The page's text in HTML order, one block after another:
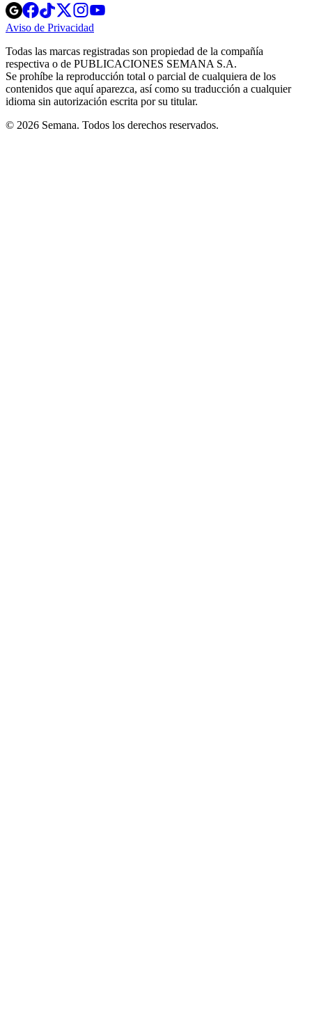
Opens
in
new
Opens
in
new
Opens
in
new
window
Opens
new
windowwindow
Aviso de Privacidad
new
window
Todas las marcas registradas son propiedad de la compañía
respectiva o de PUBLICACIONES SEMANA S.A.
Se prohíbe la reproducción total o parcial de cualquiera de los
contenidos que aquí aparezca, así como su traducción a cualquier
idioma sin autorización escrita por su titular.
© 2026 Semana. Todos los derechos reservados.